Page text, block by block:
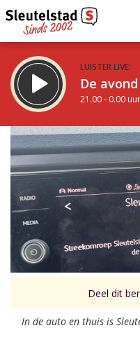
LUISTER LIVE:
De
21.00 - 0.00 uur
STRAKS:
De nacht van
0.00 - 6.00 uur
Vorig uur
Deel dit
In de auto en thuis is